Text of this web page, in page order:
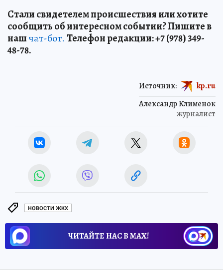
Стали свидетелем происшествия или хотите
сообщить об интересном событии? Пишите в
нашчат-бот. Телефон редакции: +7 (978) 349-
48-78.
Александр Клименок
журналист
Источник: kp.ru
НОВОСТИ ЖКХ
ЧИТАЙТЕ НАС В МАХ!